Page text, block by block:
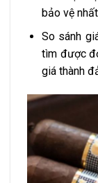
bảo vệ
So sánh
tìm được
giá thành